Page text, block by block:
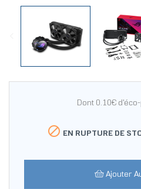
Dont 0.10€
 EN RUPTURE DE
Ajouter